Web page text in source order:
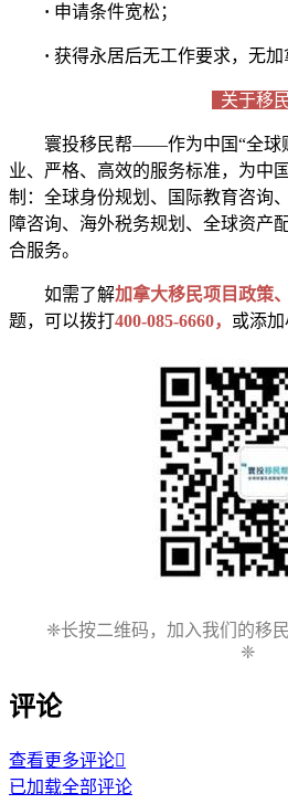
· 申请条件宽松；
· 获得永居后无工作要求，无加
关于移
寰投移民帮——作为中国“全球
业、严格、高效的服务标准，为中
制：全球身份规划、国际教育咨询
障咨询、海外税务规划、全球资产
合服务。
如需了解加拿大移民项目政策
题，可以拨打400-085-6660， 或添加
❈长按二维码，加入我们的移
❈
评论
查看更多评论
已加载全部评论